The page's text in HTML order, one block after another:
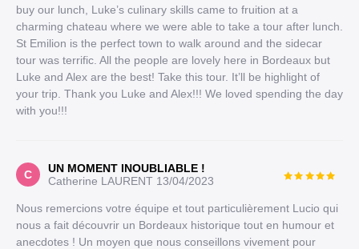
buy our lunch, Luke’s culinary skills came to fruition at a
charming chateau where we were able to take a tour after lunch.
St Emilion is the perfect town to walk around and the sidecar
tour was terrific. All the people are lovely here in Bordeaux but
Luke and Alex are the best! Take this tour. It’ll be highlight of
your trip. Thank you Luke and Alex!!! We loved spending the day
with you!!!
C
UN MOMENT INOUBLIABLE !
Catherine LAURENT 13/04/2023
Nous remercions votre équipe et tout particulièrement Lucio qui
nous a fait découvrir un Bordeaux historique tout en humour et
anecdotes ! Un moyen que nous conseillons vivement pour